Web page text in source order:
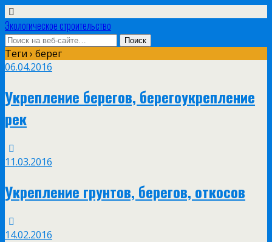
Экологическое строительство
Теги › берег
06.04.2016
Укрепление берегов, берегоукрепление
рек
11.03.2016
Укрепление грунтов, берегов, откосов
14.02.2016